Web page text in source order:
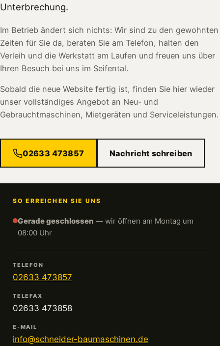
Unterbrechung.
Im Betrieb ändert sich nichts: Wir sind zu den gewohnten
Zeiten für Sie da, beraten Sie am Telefon, halten den
Verleih und die Werkstatt am Laufen und freuen uns über
Ihren Besuch bei uns im Seifental.
Sobald die neue Website fertig ist, finden Sie hier wieder
unser vollständiges Angebot an Neu- und
Gebrauchtmaschinen, Mietgeräten und Serviceleistungen.
02633 473857 Nachricht schreiben
SO ERREICHEN SIE UNS
Gerade geschlossen — wir öffnen am Montag um
08:00 Uhr
TELEFON
02633 473857
TELEFAX
02633 473858
E-MAIL
info@schneider-baumaschinen.de